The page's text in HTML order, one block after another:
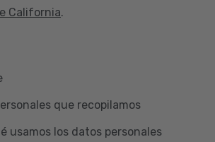
California.
que recopilamos
usamos los datos personales